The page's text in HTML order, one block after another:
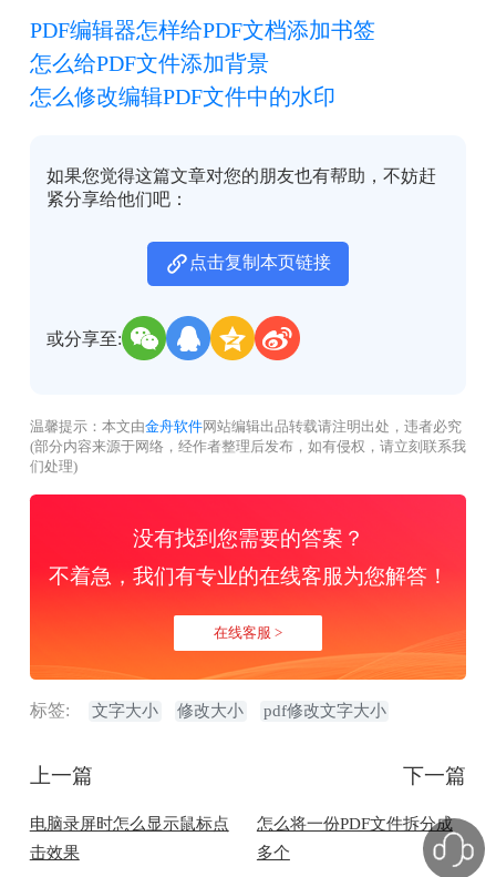
PDF编辑器怎样给PDF文档添加书签
怎么给PDF文件添加背景
怎么修改编辑PDF文件中的水印
如果您觉得这篇文章对您的朋友也有帮助，不妨赶
紧分享给他们吧：
点击复制本页链接
或分享至:
温馨提示：本文由金舟软件网站编辑出品转载请注明出处，违者必究
(部分内容来源于网络，经作者整理后发布，如有侵权，请立刻联系我
们处理)
没有找到您需要的答案？
不着急，我们有专业的在线客服为您解答！
在线客服 >
标签: 文字大小 修改大小 pdf修改文字大小
上一篇
电脑录屏时怎么显示鼠标点
击效果
下一篇
怎么将一份PDF文件拆分成
多个